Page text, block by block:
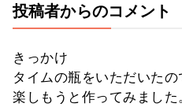
投稿者からのコメント
きっかけ
タイムの瓶をいただいた
楽しもうと作ってみました